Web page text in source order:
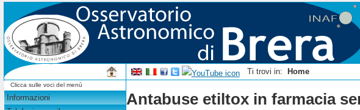
Ti trovi in: Home
Clicca sulle voci del menù
Informazioni
Antabuse etiltox in farmacia